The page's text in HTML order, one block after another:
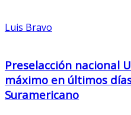
Luis Bravo
Preselacción nacional
máximo en últimos
Suramericano